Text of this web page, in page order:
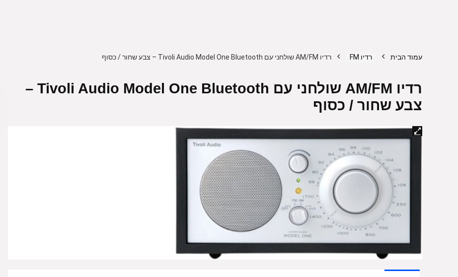
עמוד הבית רדיו FM רדיו AM/FM שולחני עם Tivoli Audio Model One Bluetooth – צבע שחור / כסוף
רדיו AM/FM שולחני עם Tivoli Audio Model One Bluetooth –
צבע שחור / כסוף